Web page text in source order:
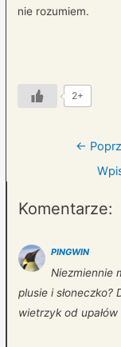
nie rozumiem.
2+
wpisu
←
Komentarze:
PINGWIN
Niezmiennie
plusie i słoneczko?
wietrzyk od upałów